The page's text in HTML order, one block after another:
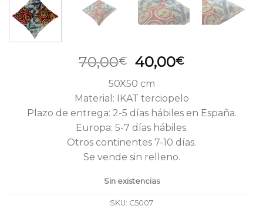
70,00€
El
precio
original
era:
70,00€.
40,00€El
es:
40,00€.
50X50 cm
Material: IKAT terciopelo
Plazo de entrega: 2-5 días hábiles en España.
Europa: 5-7 días hábiles.
Otros continentes 7-10 días.
Se vende sin relleno.
Sin existencias
SKU: C5007